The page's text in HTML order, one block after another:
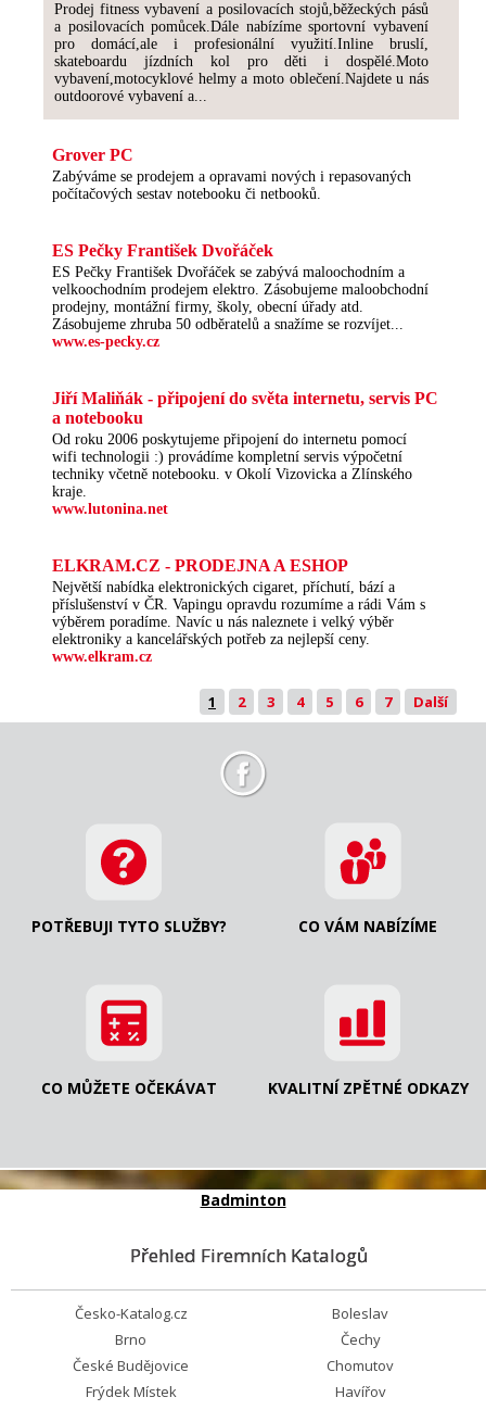
Prodej fitness vybavení a posilovacích stojů,běžeckých pásů
a posilovacích pomůcek.Dále nabízíme sportovní vybavení
pro domácí,ale i profesionální využití.Inline bruslí,
skateboardu jízdních kol pro děti i dospělé.Moto
vybavení,motocyklové helmy a moto oblečení.Najdete u nás
outdoorové vybavení a...
Grover PC
Zabýváme se prodejem a opravami nových i repasovaných
počítačových sestav notebooku či netbooků.
ES Pečky František Dvořáček
ES Pečky František Dvořáček se zabývá maloochodním a
velkoochodním prodejem elektro. Zásobujeme maloobchodní
prodejny, montážní firmy, školy, obecní úřady atd.
Zásobujeme zhruba 50 odběratelů a snažíme se rozvíjet...
www.es-pecky.cz
Jiří Maliňák - připojení do světa internetu, servis PC
a notebooku
Od roku 2006 poskytujeme připojení do internetu pomocí
wifi technologii :) provádíme kompletní servis výpočetní
techniky včetně notebooku. v Okolí Vizovicka a Zlínského
kraje.
www.lutonina.net
ELKRAM.CZ - PRODEJNA A ESHOP
Největší nabídka elektronických cigaret, příchutí, bází a
příslušenství v ČR. Vapingu opravdu rozumíme a rádi Vám s
výběrem poradíme. Navíc u nás naleznete i velký výběr
elektroniky a kancelářských potřeb za nejlepší ceny.
www.elkram.cz
1 2 3 4 5 6 7 Další
POTŘEBUJI TYTO SLUŽBY? CO VÁM NABÍZÍME
CO MŮŽETE OČEKÁVAT KVALITNÍ ZPĚTNÉ ODKAZY
Badminton
Přehled Firemních Katalogů
Česko-Katalog.cz
Boleslav
Brno
Čechy
České Budějovice
Chomutov
Frýdek Místek
Havířov